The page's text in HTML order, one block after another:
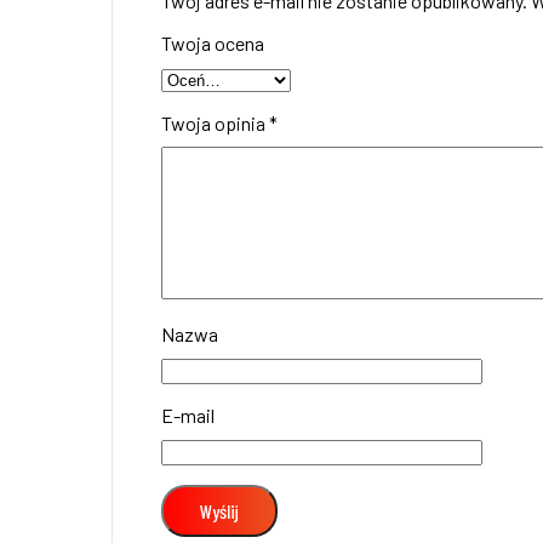
Twoja ocena
Twoja opinia *
Nazwa
E-mail